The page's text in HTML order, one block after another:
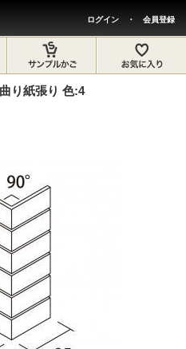
ログイン ・ 会員登録
り紙張り 色:4